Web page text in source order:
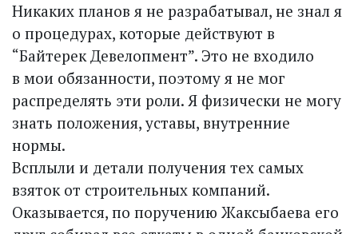
Никаких планов я не разрабатывал, не знал я
о процедурах, которые действуют в
“Байтерек Девелопмент”. Это не входило
в мои обязанности, поэтому я не мог
распределять эти роли. Я физически не могу
знать положения, уставы, внутренние
нормы.
Всплыли и детали получения тех самых
взяток от строительных компаний.
Оказывается, по поручению Жаксыбаева его